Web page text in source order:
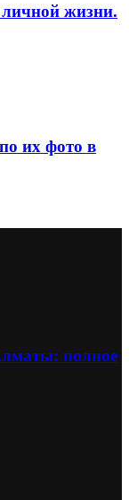
личной жизни.
их фото в
полное